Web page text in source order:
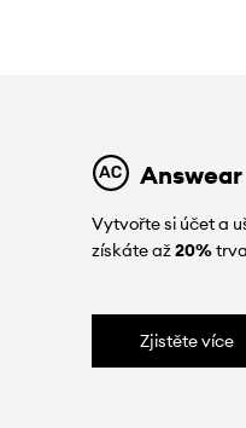
Vytvořte si účet a
získáte až20%
Zjistěte více